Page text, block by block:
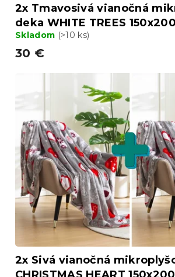
2x Tmavosivá vianočná
deka WHITE TREES
Skladom (>10 ks)
30 €
2x Sivá vianočná